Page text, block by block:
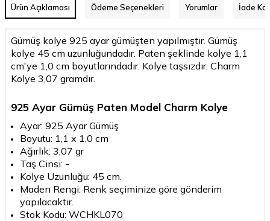
Ürün Açıklaması Ödeme Seçenekleri Yorumlar İade
Gümüş kolye 925 ayar gümüşten yapılmıştır. Gümüş
kolye 45 cm uzunluğundadır. Paten şeklinde kolye 1,1
cm'ye 1,0 cm boyutlarındadır. Kolye taşsızdır. Charm
Kolye 3,07 gramdır.
925 Ayar Gümüş Paten Model Charm Kolye
Ayar: 925 Ayar Gümüş
Boyutu: 1,1 x 1,0 cm
Ağırlık: 3,07 gr
Taş Cinsi: -
Kolye Uzunluğu: 45 cm.
Maden Rengi: Renk seçiminize göre gönderim
yapılacaktır.
Stok Kodu: WCHKL070